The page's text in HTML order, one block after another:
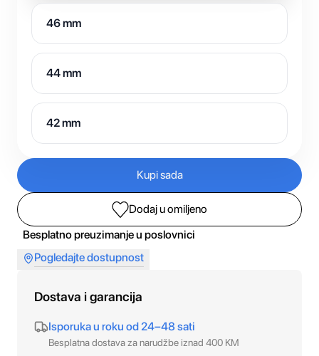
46 mm
44 mm
42 mm
Kupi sada
Dodaj u omiljeno
Besplatno preuzimanje u poslovnici
Pogledajte dostupnost
Dostava i garancija
Isporuka u roku od 24–48 sati
Besplatna dostava za narudžbe iznad 400 KM